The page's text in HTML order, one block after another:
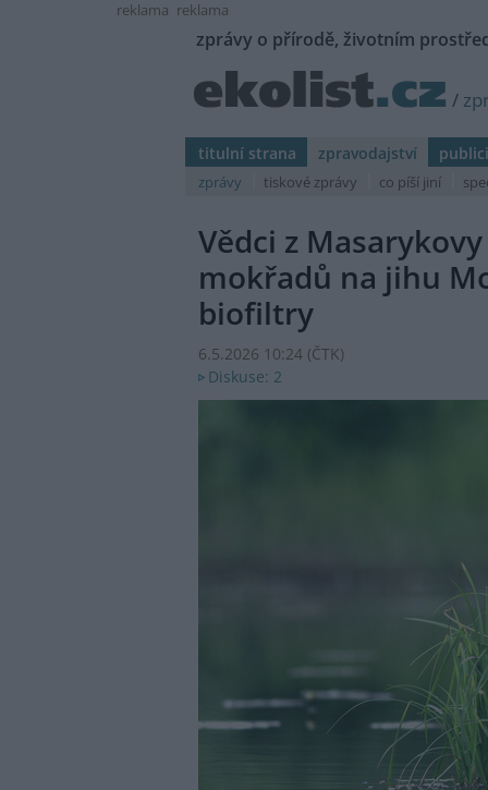
reklama reklama
zprávy o přírodě, životním
/
titulní strana zpravodajství
zprávy tiskové zprávy co píší jiní
Vědci z
mokřadů na jihu
biofiltry
6.5.2026 10:24 (ČTK)
Diskuse: 2